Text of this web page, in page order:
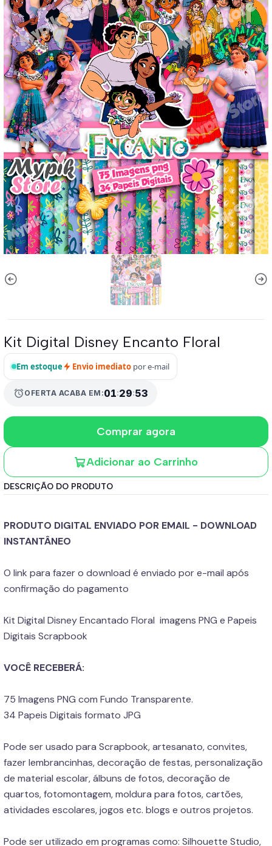
Kit Digital Disney Encanto Floral
Em estoque Envio imediato por e-mail
alarmOFERTA ACABA EM:01:29:52
Adicionar ao Carrinho
Comprar agora
DESCRIÇÃO DO PRODUTO
PRODUTO DIGITAL ENVIADO POR EMAIL - DOWNLOAD
INSTANTÂNEO
O link para fazer o download é enviado por e-mail após
confirmação do pagamento
Kit Digital Disney Encantado Floral imagens PNG e Papeis
Digitais Scrapbook
VOCÊ RECEBERÁ:
75 Imagens PNG com Fundo Transparente.
34 Papeis Digitais formato JPG
Pode ser usado para Scrapbook, artesanato, convites,
fazer lembrancinhas, decoração de festas, personalização
de material escolar, álbuns de fotos, decoração de
quartos, fotomontagem, moldura para fotos, cartões,
atividades escolares, jogos etc. blogs e outros projetos.
Pode ser utilizado em programas como: Silhouette Studio,